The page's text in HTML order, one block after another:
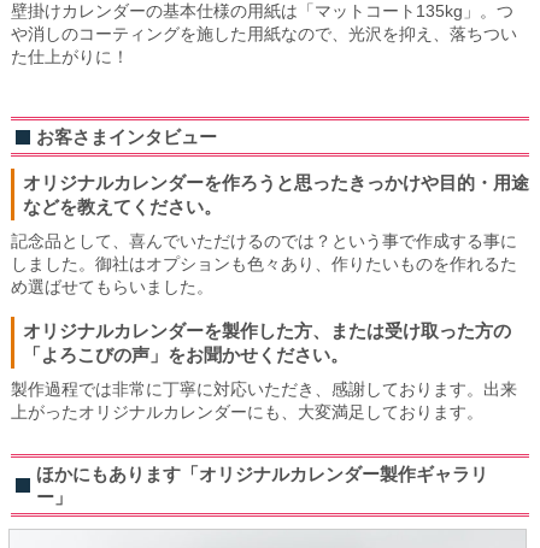
壁掛けカレンダーの基本仕様の用紙は「マットコート135kg」。つ
や消しのコーティングを施した用紙なので、光沢を抑え、落ちつい
た仕上がりに！
お客さまインタビュー
オリジナルカレンダーを作ろうと思ったきっかけや目的・用途
などを教えてください。
記念品として、喜んでいただけるのでは？という事で作成する事に
しました。御社はオプションも色々あり、作りたいものを作れるた
め選ばせてもらいました。
オリジナルカレンダーを製作した方、または受け取った方の
「よろこびの声」をお聞かせください。
製作過程では非常に丁寧に対応いただき、感謝しております。出来
上がったオリジナルカレンダーにも、大変満足しております。
ほかにもあります「オリジナルカレンダー製作ギャラリ
ー」